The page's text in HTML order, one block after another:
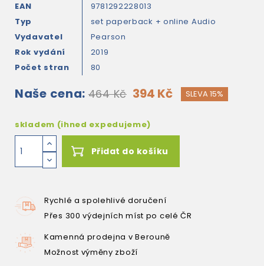
EAN
9781292228013
Typ
set paperback + online Audio
Vydavatel
Pearson
Rok vydání
2019
Počet stran
80
Naše cena: 464 Kč 394 Kč SLEVA 15%
skladem (ihned expedujeme)
Přidat do košíku
Rychlé a spolehlivé doručení
Přes 300 výdejních míst po celé ČR
Kamenná prodejna v Berouně
Možnost výměny zboží